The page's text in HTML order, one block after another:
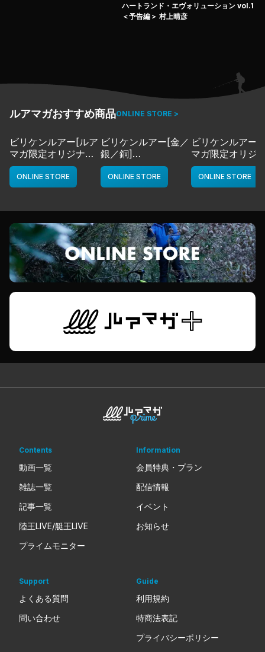
ハートランド・エヴォリューション vol.1
＜予告編＞ 村上晴彦
ルアマガおすすめ商品ONLINE STORE >
ビリケンルアー[ルア
マガ限定オリジナル
カラー／LMチャー
ト]
deps
ONLINE STORE
ビリケンルアー[金／
銀／銅]
deps
ONLINE STORE
ビリケンルアー[
マガ限定オリジ
カラー／LMボー
ワイト]
deps
ONLINE STORE
Contents
動画一覧
雑誌一覧
記事一覧
陸王LIVE/艇王LIVE
プライムモニター
Information
会員特典・プラン
配信情報
イベント
お知らせ
Support
よくある質問
問い合わせ
Guide
利用規約
特商法表記
プライバシーポリシー